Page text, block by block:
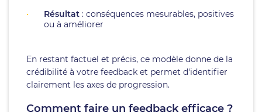
Résultat : conséquences mesurables, positives
ou à améliorer
En restant factuel et précis, ce modèle donne de la
crédibilité à votre feedback et permet d'identifier
clairement les axes de progression.
Comment faire un feedback efficace ?